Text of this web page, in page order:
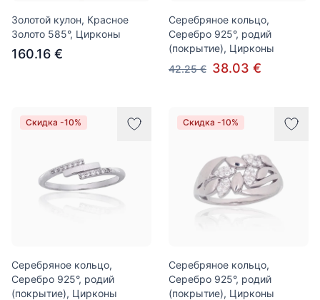
Золотой кулон, Красное
Золото 585°, Цирконы
160.16 €
Серебряное кольцо,
Серебро 925°, родий
(покрытие), Цирконы
42.25 € 38.03 €
Скидка -10%
Серебряное кольцо,
Серебро 925°, родий
(покрытие), Цирконы
Скидка -10%
Серебряное кольцо,
Серебро 925°, родий
(покрытие), Цирконы